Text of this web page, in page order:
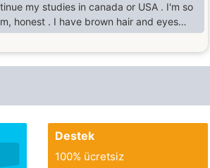
my studies in canada or USA . I'm so
honest . I have brown hair and eyes
so white .
Destek
100% ücretsiz